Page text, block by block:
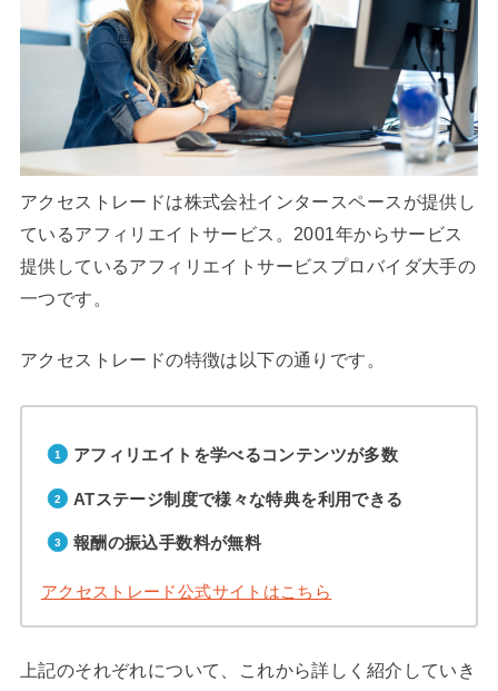
アクセストレードは株式会社インタースペースが提供し
ているアフィリエイトサービス。2001年からサービス
提供しているアフィリエイトサービスプロバイダ大手の
一つです。
アクセストレードの特徴は以下の通りです。
アフィリエイトを学べるコンテンツが多数
ATステージ制度で様々な特典を利用できる
報酬の振込手数料が無料
アクセストレード公式サイトはこちら
上記のそれぞれについて、これから詳しく紹介していき